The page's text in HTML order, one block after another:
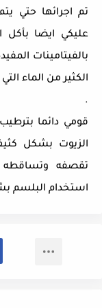
عليكي ايضا
بالفيتامينات
الكثير من الماء
.
قومي دائما
الزيوت بشكل
تقصفه
استخدام البلسم